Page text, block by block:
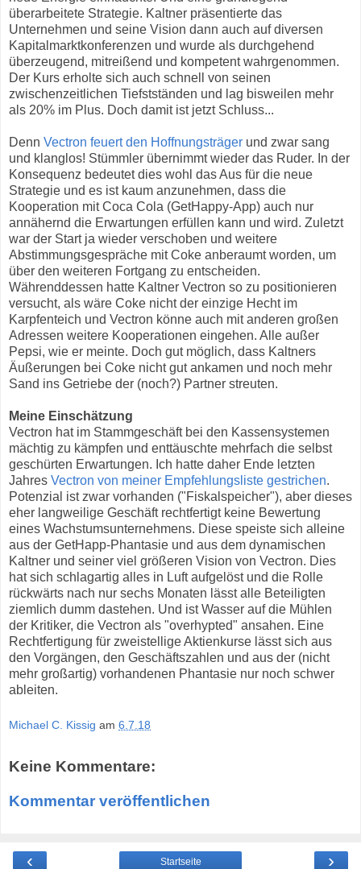
überarbeitete Strategie. Kaltner präsentierte das
Unternehmen und seine Vision dann auch auf diversen
Kapitalmarktkonferenzen und wurde als durchgehend
überzeugend, mitreißend und kompetent wahrgenommen.
Der Kurs erholte sich auch schnell von seinen
zwischenzeitlichen Tiefstständen und lag bisweilen mehr
als 20% im Plus. Doch damit ist jetzt Schluss...
Denn Vectron feuert den Hoffnungsträger und zwar sang
und klanglos! Stümmler übernimmt wieder das Ruder. In der
Konsequenz bedeutet dies wohl das Aus für die neue
Strategie und es ist kaum anzunehmen, dass die
Kooperation mit Coca Cola (GetHappy-App) auch nur
annähernd die Erwartungen erfüllen kann und wird. Zuletzt
war der Start ja wieder verschoben und weitere
Abstimmungsgespräche mit Coke anberaumt worden, um
über den weiteren Fortgang zu entscheiden.
Währenddessen hatte Kaltner Vectron so zu positionieren
versucht, als wäre Coke nicht der einzige Hecht im
Karpfenteich und Vectron könne auch mit anderen großen
Adressen weitere Kooperationen eingehen. Alle außer
Pepsi, wie er meinte. Doch gut möglich, dass Kaltners
Äußerungen bei Coke nicht gut ankamen und noch mehr
Sand ins Getriebe der (noch?) Partner streuten.
Meine Einschätzung
Vectron hat im Stammgeschäft bei den Kassensystemen
mächtig zu kämpfen und enttäuschte mehrfach die selbst
geschürten Erwartungen. Ich hatte daher Ende letzten
Jahres Vectron von meiner Empfehlungsliste gestrichen.
Potenzial ist zwar vorhanden ("Fiskalspeicher"), aber dieses
eher langweilige Geschäft rechtfertigt keine Bewertung
eines Wachstumsunternehmens. Diese speiste sich alleine
aus der GetHapp-Phantasie und aus dem dynamischen
Kaltner und seiner viel größeren Vision von Vectron. Dies
hat sich schlagartig alles in Luft aufgelöst und die Rolle
rückwärts nach nur sechs Monaten lässt alle Beteiligten
ziemlich dumm dastehen. Und ist Wasser auf die Mühlen
der Kritiker, die Vectron als "overhypted" ansahen. Eine
Rechtfertigung für zweistellige Aktienkurse lässt sich aus
den Vorgängen, den Geschäftszahlen und aus der (nicht
mehr großartig) vorhandenen Phantasie nur noch schwer
ableiten.
Michael C. Kissig am 6.7.18
Keine Kommentare:
Kommentar veröffentlichen
‹ ›
Startseite